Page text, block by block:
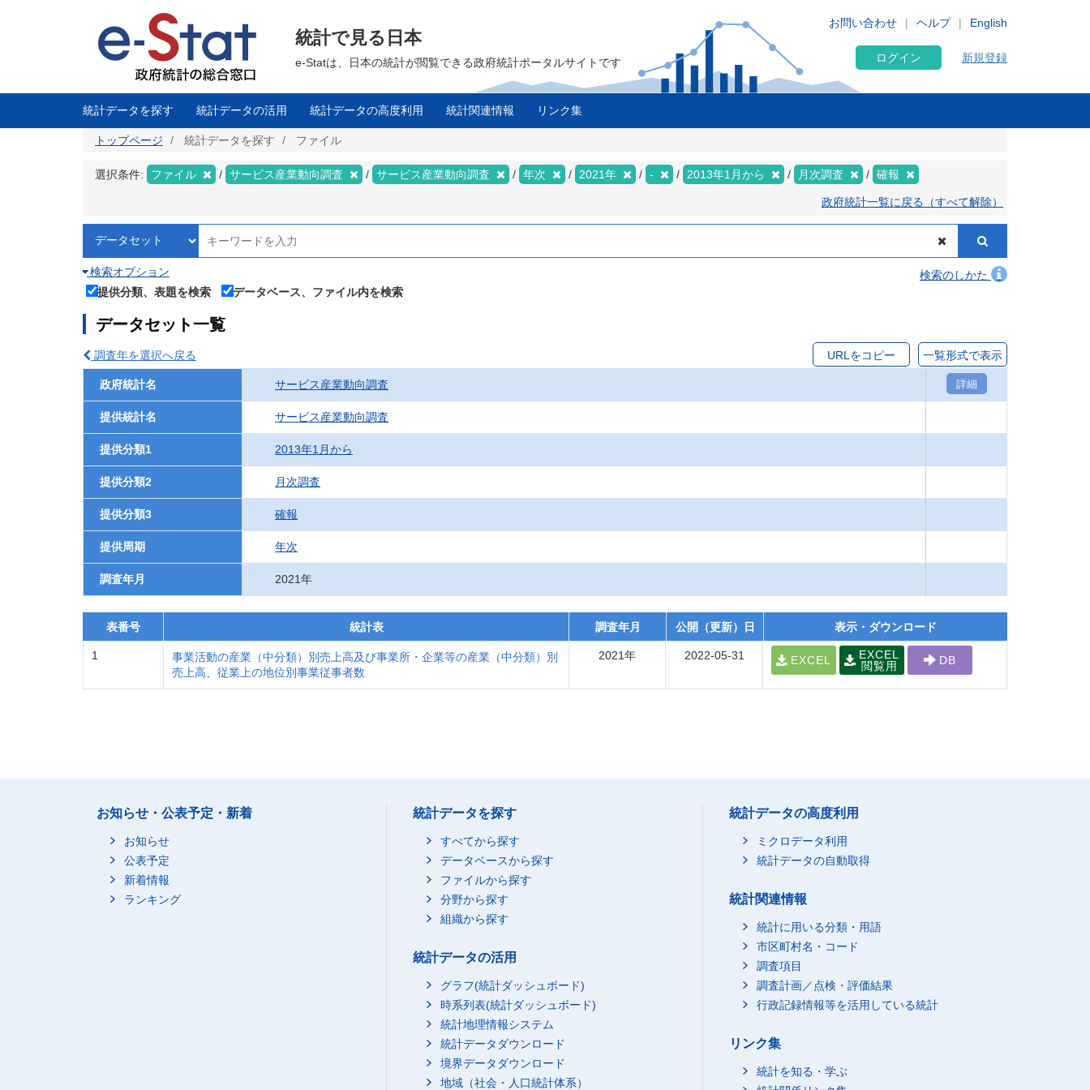
に
English
お問い合わせ ヘルプ
統計で見る日本
e-Statは、日本の統計が閲覧できる政府統計ポータルサイトです ログイン 新規登録
統計データを探す 統計データの活用 統計データの高度利用 統計関連情報 リンク集
トップページ 統計データを探す ファイル
選択条件: ファイル サービス産業動向調査 サービス産業動向調査 年次 2021年 - 2013年1月から 月次調査 確報
政府統計一覧に戻る（すべて解除）
検索オプション
検索のしかた
提供分類、表題を検索
データベース、ファイル内を検索
データセット一覧
調査年を選択へ戻る URLをコピー 一覧形式で表示
政府統計名 サービス産業動向調査 詳細
提供統計名 サービス産業動向調査
提供分類1 2013年1月から
提供分類2 月次調査
提供分類3 確報
提供周期 年次
調査年月 2021年
表番号 統計表 調査年月 公開（更新）日 表示・ダウンロード
1
事業活動の産業（中分類）別売上高及び事業所・企業等の産業（中分類）別
売上高、従業上の地位別事業従事者数
2021年 2022-05-31 EXCEL
EXCEL
閲覧用
DB
お知らせ・公表予定・新着
お知らせ
公表予定
新着情報
ランキング
統計データを探す
すべてから探す
データベースから探す
ファイルから探す
分野から探す
組織から探す
統計データの活用
グラフ(統計ダッシュボード)
時系列表(統計ダッシュボード)
統計地理情報システム
統計データダウンロード
境界データダウンロード
地域（社会・人口統計体系）
統計データの高度利用
ミクロデータ利用
統計データの自動取得
統計関連情報
統計に用いる分類・用語
市区町村名・コード
調査項目
調査計画／点検・評価結果
行政記録情報等を活用している統計
リンク集
統計を知る・学ぶ